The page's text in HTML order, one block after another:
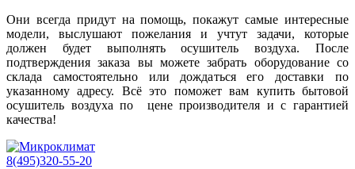
Они всегда придут на помощь, покажут самые интересные
модели, выслушают пожелания и учтут задачи, которые
должен будет выполнять осушитель воздуха. После
подтверждения заказа вы можете забрать оборудование со
склада самостоятельно или дождаться его доставки по
указанному адресу. Всё это поможет вам купить бытовой
осушитель воздуха по цене производителя и с гарантией
качества!
8(495)320-55-20